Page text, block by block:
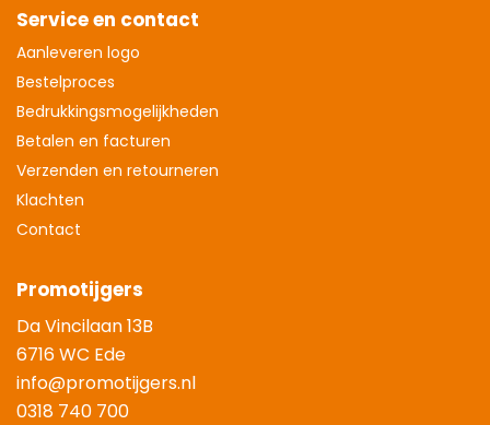
Service en contact
Aanleveren logo
Bestelproces
Bedrukkingsmogelijkheden
Betalen en facturen
Verzenden en retourneren
Klachten
Contact
Promotijgers
Da Vincilaan 13B
6716 WC Ede
info@promotijgers.nl
0318 740 700